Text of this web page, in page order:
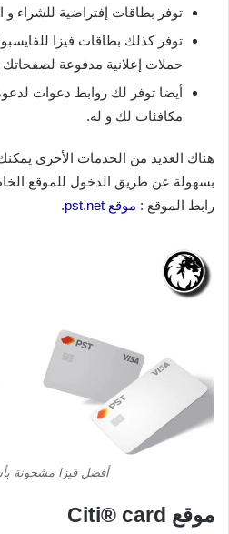
توفر بطاقات إفتراضية للشراء
توفر كذلك بطاقات فيزا
حملات إعلانية مدفوعة
أيضا توفر لك روابط دعوات
مكافئات لك و له.
هناك العديد من الخدمات الأخرى
بسهولة عن طريق الدخول للموقع
رابط الموقع : موقع pst.net .
أفضل فيزا مشحونة
موقع Citi® card